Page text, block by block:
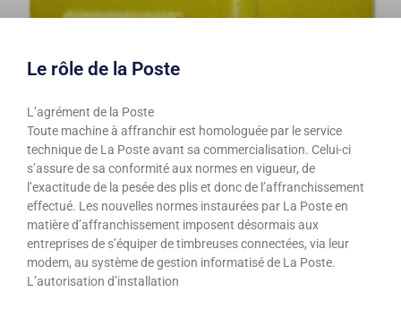
Le rôle de la Poste
L’agrément de la Poste
Toute machine à affranchir est homologuée par le service
technique de La Poste avant sa commercialisation. Celui-ci
s’assure de sa conformité aux normes en vigueur, de
l’exactitude de la pesée des plis et donc de l’affranchissement
effectué. Les nouvelles normes instaurées par La Poste en
matière d’affranchissement imposent désormais aux
entreprises de s’équiper de timbreuses connectées, via leur
modem, au système de gestion informatisé de La Poste.
L’autorisation d’installation